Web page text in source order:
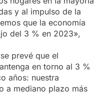
y al impulso de la
que la economía
del 3 % en 2023»,
prevé que el
en torno al 3 %
años: nuestra
a mediano plazo más